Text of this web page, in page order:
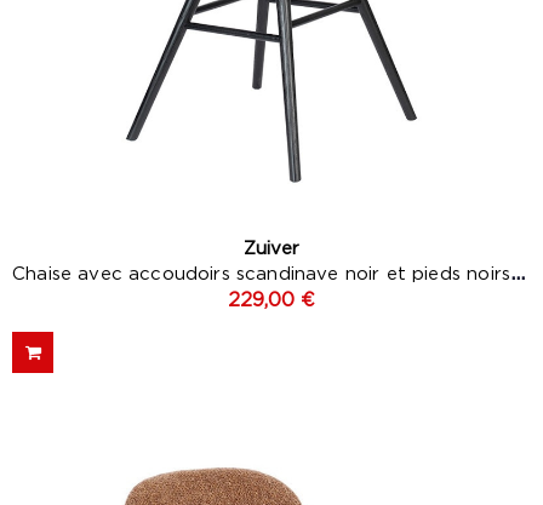
Zuiver
Chaise avec accoudoirs scandinave noir et pieds noirs -...
229,00 €